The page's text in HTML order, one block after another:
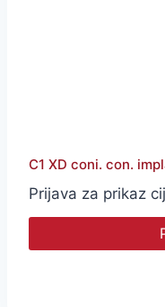
C1 XD coni. con.
Prijava za prikaz